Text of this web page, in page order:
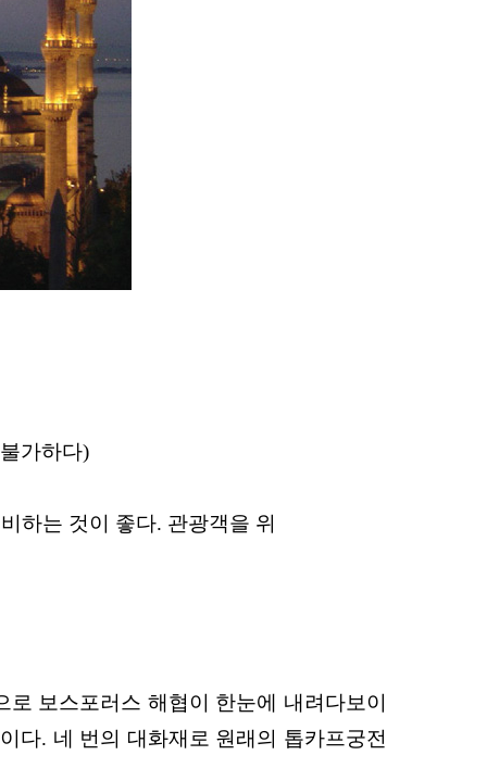
가하다)
하는 것이 좋다. 관광객을 위
보스포러스 해협이 한눈에 내려다보이
다. 네 번의 대 화재로 원래의 톱카프궁전